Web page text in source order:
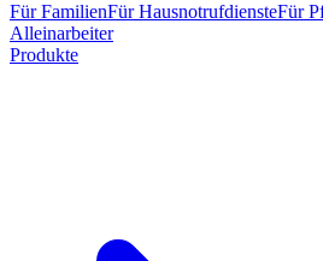
Für FamilienFür HausnotrufdiensteFür
Alleinarbeiter
Produkte